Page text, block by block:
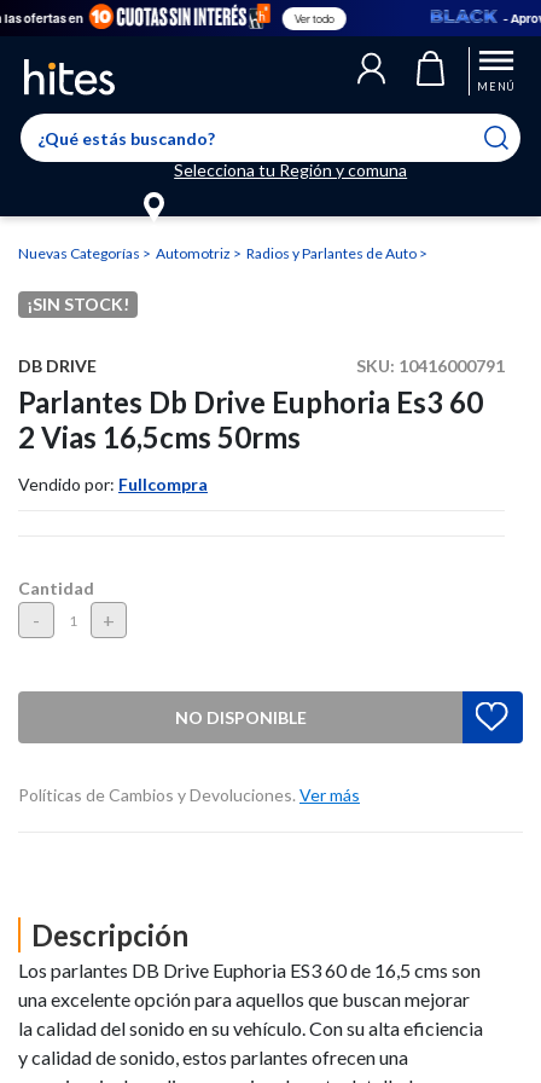
ofertas en Ver todo -
MENÚ
Selecciona tu Región y comuna
El producto ha sido eliminado correctamente
El producto ha sido agregado a tu lista de favoritos correctamente
Llegaste al límite de productos favoritos permitidos, para agregar
uno nuevo ingresa a “Mi cuenta” y elimina los que ya no necesitas.
Nuevas Categorías Automotriz Radios y Parlantes de Auto
¡SIN STOCK!
SKU: 10416000791
DB DRIVE
Parlantes Db Drive Euphoria Es3 60
2 Vias 16,5cms 50rms
Vendido por: Fullcompra
Cantidad
- +
NO DISPONIBLE
Políticas de Cambios y Devoluciones. Ver más
Descripción
Los parlantes DB Drive Euphoria ES3 60 de 16,5 cms son
una excelente opción para aquellos que buscan mejorar
la calidad del sonido en su vehículo. Con su alta eficiencia
y calidad de sonido, estos parlantes ofrecen una